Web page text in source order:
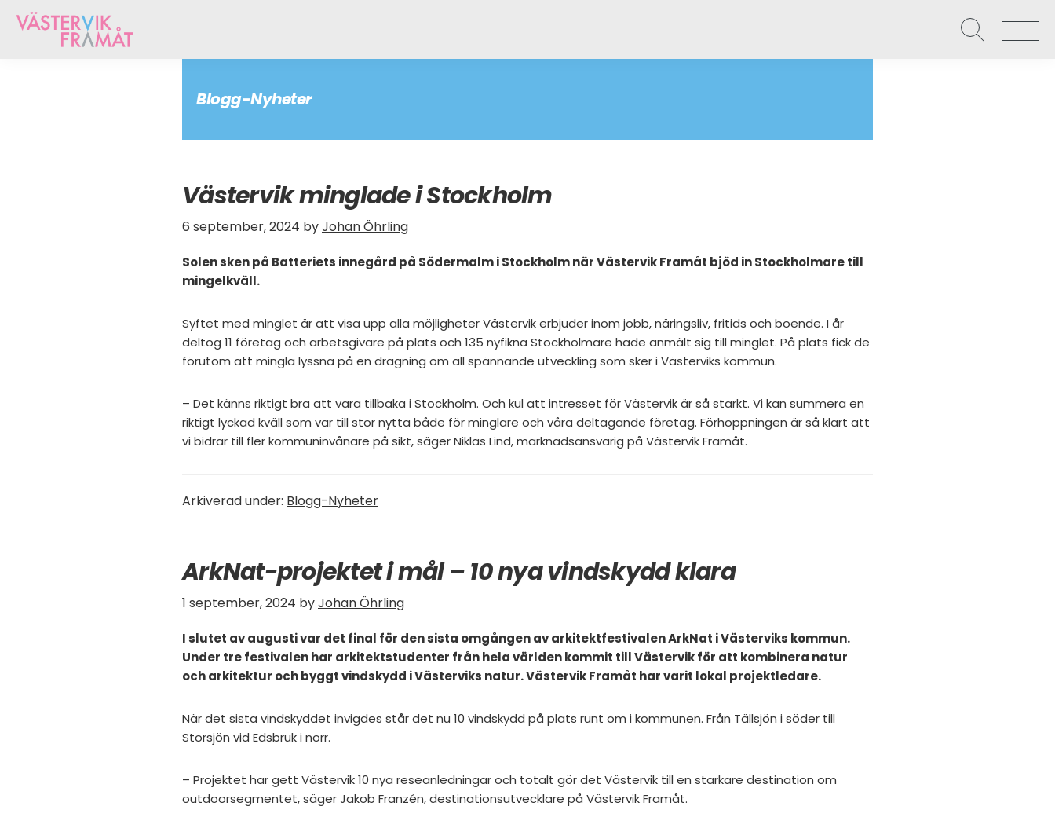
Hoppa
huvudnavigering
Hoppa
Local Hero – Affärspartner
Blogg-Nyheter
Västervik minglade i Stockholm
6 september, 2024 byJohan Öhrling
Solen sken på Batteriets innegård på Södermalm i Stockholm när Västervik Framåt bjöd in Stockholmare till
mingelkväll.
Syftet med minglet är att visa upp alla möjligheter Västervik erbjuder inom jobb, näringsliv, fritids och boende. I år
deltog 11 företag och arbetsgivare på plats och 135 nyfikna Stockholmare hade anmält sig till minglet. På plats fick de
förutom att mingla lyssna på en dragning om all spännande utveckling som sker i Västerviks kommun.
– Det känns riktigt bra att vara tillbaka i Stockholm. Och kul att intresset för Västervik är så starkt. Vi kan summera en
riktigt lyckad kväll som var till stor nytta både för minglare och våra deltagande företag. Förhoppningen är så klart att
vi bidrar till fler kommuninvånare på sikt, säger Niklas Lind, marknadsansvarig på Västervik Framåt.
Arkiverad under: Blogg-Nyheter
ArkNat-projektet i mål – 10 nya vindskydd klara
1 september, 2024 byJohan Öhrling
I slutet av augusti var det final för den sista omgången av arkitektfestivalen ArkNat i Västerviks kommun.
Under tre festivalen har arkitektstudenter från hela världen kommit till Västervik för att kombinera natur
och arkitektur och byggt vindskydd i Västerviks natur. Västervik Framåt har varit lokal projektledare.
När det sista vindskyddet invigdes står det nu 10 vindskydd på plats runt om i kommunen. Från Tällsjön i söder till
Storsjön vid Edsbruk i norr.
– Projektet har gett Västervik 10 nya reseanledningar och totalt gör det Västervik till en starkare destination om
outdoorsegmentet, säger Jakob Franzén, destinationsutvecklare på Västervik Framåt.